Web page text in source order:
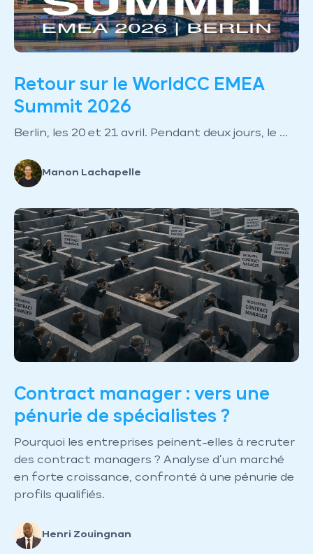
Retour sur le WorldCC EMEA
Summit 2026
Berlin, les 20 et 21 avril. Pendant deux jours, le ...
Manon Lachapelle
Contract manager : vers une
pénurie de spécialistes ?
Pourquoi les entreprises peinent-elles à recruter
des contract managers ? Analyse d’un marché
en forte croissance, confronté à une pénurie de
profils qualifiés.
Henri Zouingnan